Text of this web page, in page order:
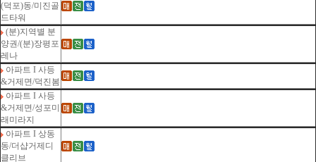
(덕포)동/미진골
드타워
(분)지역별 분
양권/(분)장평포
레나
아파트 I 사등
&거제면/덕진봄
아파트 I 사등
&거제면/성포미
래미라지
아파트 I 상동
동/더샵거제디
클리브